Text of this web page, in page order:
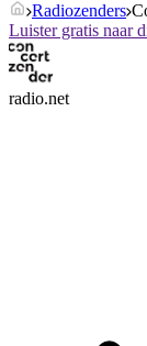
Radiozenders
Luister gratis naar
radio.net